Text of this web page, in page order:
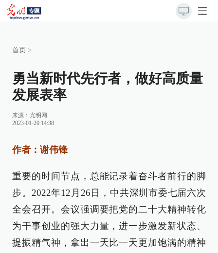
首页 >
勇当新时代先行者，做好高质量
发展表率
来源： 光明网
2023-01-20 14:38
作者：谢伟锋
重要的时间节点，总能记录着奋斗者前行的脚
步。2022年12月26日，中共深圳市委七届六次
全会召开。会议强调要把党的二十大精神转化
为干事创业的强大力量，进一步激发新状态、
提振精气神，拿出一天比一天更加饱满的精神